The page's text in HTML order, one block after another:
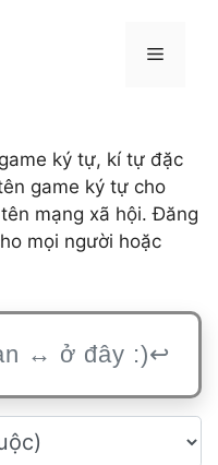
Menu
ký tự, kí tự đặc
game ký tự cho
mạng xã hội. Đăng
mọi người hoặc